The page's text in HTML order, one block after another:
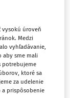
VIP.
vysokú úroveň
Medzi
vyhľadávanie,
aby sme mali
potrebujeme
ktoré sa
za udelenie
a prispôsobenie